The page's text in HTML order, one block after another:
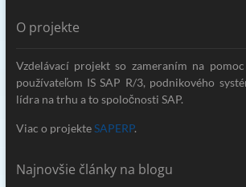
O projekte
Vzdelávací projekt so zameraním na
používateľom IS SAP R/3, podnikového
lídra na trhu a to spoločnosti SAP.
Viac o projekteSAPERP.
Najnovšie články na blogu